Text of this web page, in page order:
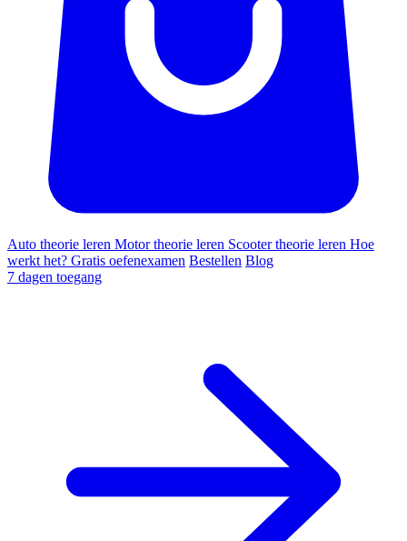
Auto theorie leren Motor theorie leren Scooter theorie leren Hoe
werkt het? Gratis oefenexamen Bestellen Blog
7 dagen toegang